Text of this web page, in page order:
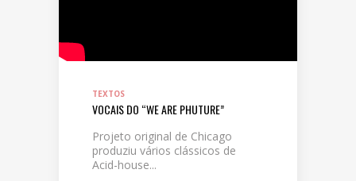
TEXTOS
VOCAIS DO “WE ARE PHUTURE”
Projeto original de Chicago
produziu vários clássicos de
Acid-house...